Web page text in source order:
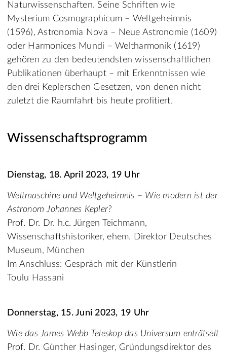
Naturwissenschaften. Seine Schriften wie
Mysterium Cosmographicum – Weltgeheimnis
(1596), Astronomia Nova – Neue Astronomie (1609)
oder Harmonices Mundi – Weltharmonik (1619)
gehören zu den bedeutendsten wissenschaftlichen
Publikationen überhaupt – mit Erkenntnissen wie
den drei Keplerschen Gesetzen, von denen nicht
zuletzt die Raumfahrt bis heute profitiert.
Wissenschaftsprogramm
Dienstag, 18. April 2023, 19 Uhr
Weltmaschine und Weltgeheimnis – Wie modern ist der
Astronom Johannes Kepler?
Prof. Dr. Dr. h.c. Jürgen Teichmann,
Wissenschaftshistoriker, ehem. Direktor Deutsches
Museum, München
Im Anschluss: Gespräch mit der Künstlerin
Toulu Hassani
Donnerstag, 15. Juni 2023, 19 Uhr
Wie das James Webb Teleskop das Universum enträtselt
Prof. Dr. Günther Hasinger, Gründungsdirektor des